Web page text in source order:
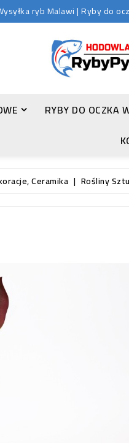
ryb Malawi | Ryby do
RYBY DO OCZKA
Ceramika Rośliny